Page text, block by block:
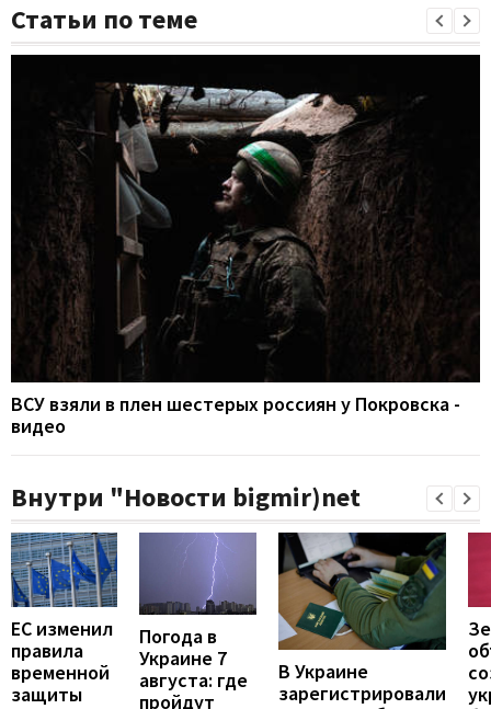
Статьи по теме
ВСУ взяли в плен шестерых россиян у Покровска -
видео
Внутри "Новости bigmir)net
ЕС изменил
правила
временной
защиты
Погода в
Украине 7
августа: где
пройдут
В Украине
зарегистрировали